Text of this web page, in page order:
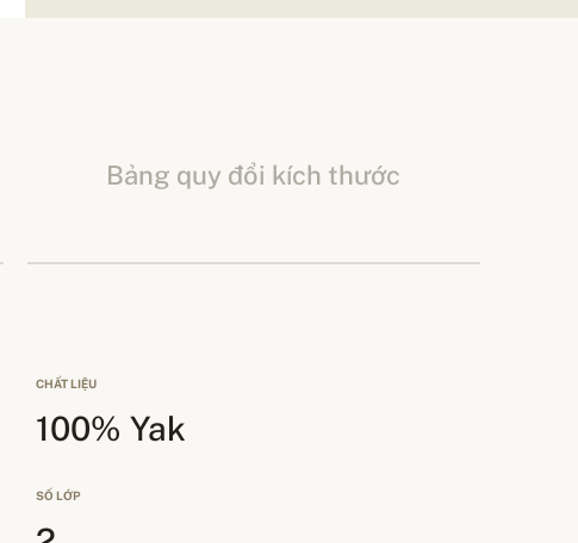
Bảng quy đổi kích thước
CHẤT LIỆU
100% Yak
SỐ LỚP